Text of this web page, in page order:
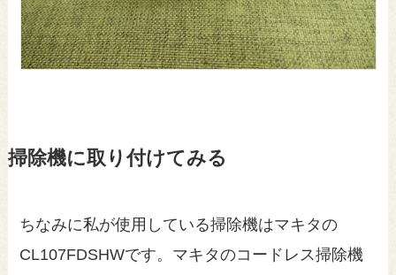
掃除機に取り付けてみる
ちなみに私が使用している掃除機はマキタの
CL107FDSHWです。マキタのコードレス掃除機